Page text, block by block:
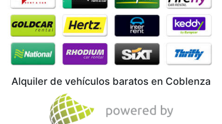
Alquiler de vehículos baratos en Coblenza